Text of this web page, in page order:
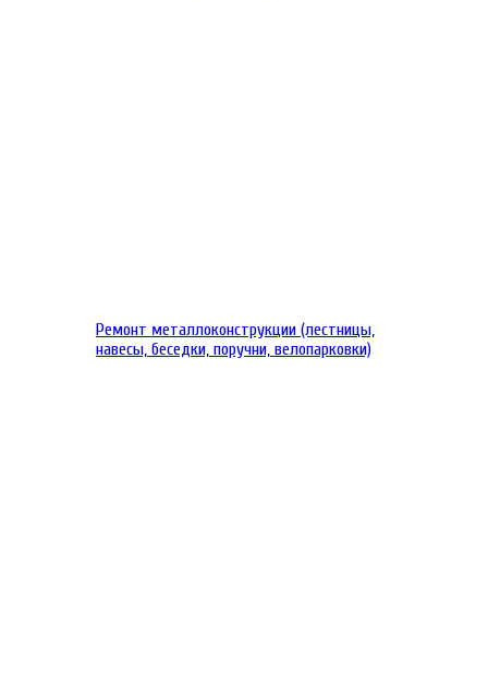
Ремонт металлоконструкции (лестницы,
навесы, беседки, поручни, велопарковки)